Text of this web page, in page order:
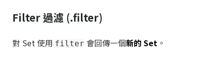
Filter 過濾 (.filter)
對 Set 使用 filter 會回傳一個新的 Set 。